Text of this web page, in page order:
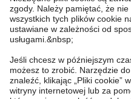
Częste pytania
Twoje zamówienie
Skontaktuj się z nami
Znajdź sklep
Mój profil
Kappahl Club
Warunki członkostwa
O nas
O Kappahl Group
Zrównoważony rozwój
Praca u nas
Warunki i zasady
Ogólne warunki zakupu
Więcej od nas